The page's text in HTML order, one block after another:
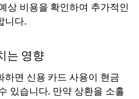
상 비용을 확인하여 추가적인
니다.
는 영향
하면 신용 카드 사용이 현금
있습니다. 만약 상환을 소홀